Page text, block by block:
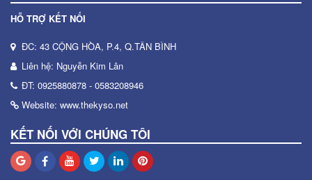
HỖ TRỢ KẾT NỐI
ĐC: 43 CỘNG HÒA, P.4, Q.TÂN BÌNH
Liên hệ: Nguyễn Kim Lân
ĐT: 0925880878 - 0583208946
Website: www.thekyso.net
KẾT NỐI VỚI CHÚNG TÔI